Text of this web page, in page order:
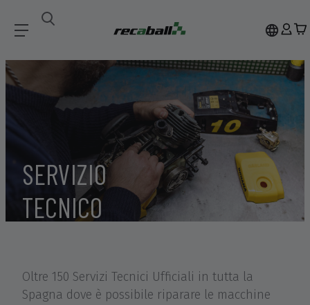
SERVIZIO
TECNICO
Oltre 150 Servizi Tecnici Ufficiali in tutta la
Spagna dove è possibile riparare le macchine